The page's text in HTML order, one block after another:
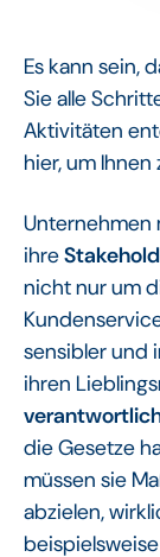
Es kann sein,
Sie alle
Aktivitäten
hier, um Ihnen
Unternehmen
ihre
nicht nur um
sensibler und
ihren
die Gesetze
müssen sie
abzielen,